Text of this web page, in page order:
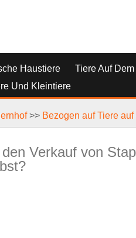
Haustiere Tiere Auf
Und Kleintiere
>> Bezogen auf Tiere
Verkauf von